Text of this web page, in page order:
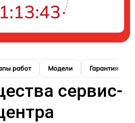
работ Модели Гарантия
сервис-